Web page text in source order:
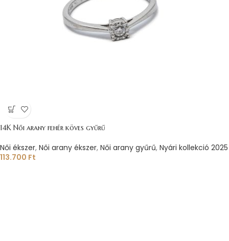
14K Női arany fehér köves gyűrű
Női ékszer, Női arany ékszer, Női arany gyűrű, Nyári kollekció 2025
113.700 Ft